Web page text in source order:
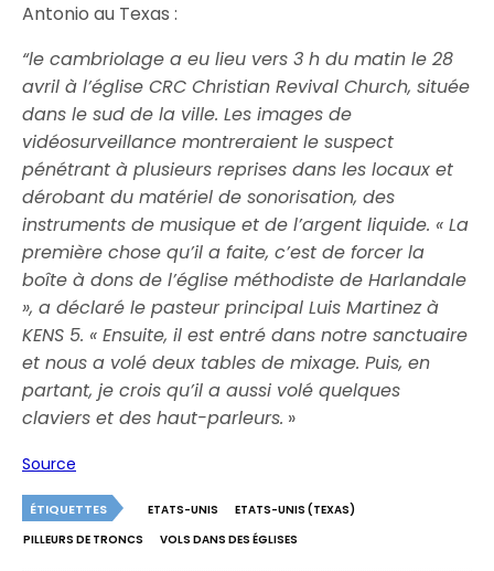
Antonio au Texas :
“le cambriolage a eu lieu vers 3 h du matin le 28
avril à l’église CRC Christian Revival Church, située
dans le sud de la ville. Les images de
vidéosurveillance montreraient le suspect
pénétrant à plusieurs reprises dans les locaux et
dérobant du matériel de sonorisation, des
instruments de musique et de l’argent liquide. « La
première chose qu’il a faite, c’est de forcer la
boîte à dons de l’église méthodiste de Harlandale
», a déclaré le pasteur principal Luis Martinez à
KENS 5. « Ensuite, il est entré dans notre sanctuaire
et nous a volé deux tables de mixage. Puis, en
partant, je crois qu’il a aussi volé quelques
claviers et des haut-parleurs. »
Source
ÉTIQUETTES ETATS-UNIS
ETATS-UNIS (TEXAS)
PILLEURS DE TRONCS
VOLS DANS DES ÉGLISES